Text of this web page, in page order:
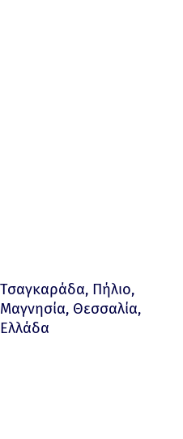
Τσαγκαράδα, Πήλιο,
Μαγνησία, Θεσσαλία,
Ελλάδα